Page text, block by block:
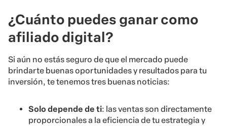
¿Cuánto puedes ganar como
afiliado digital?
Si aún no estás seguro de que el mercado puede
brindarte buenas oportunidades y resultados para tu
inversión, te tenemos tres buenas noticias:
Solo depende de ti: las ventas son directamente
proporcionales a la eficiencia de tu estrategia y